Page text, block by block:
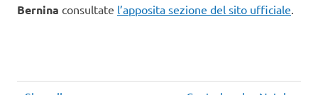
Bernina consultate l’apposita sezione del sito ufficiale